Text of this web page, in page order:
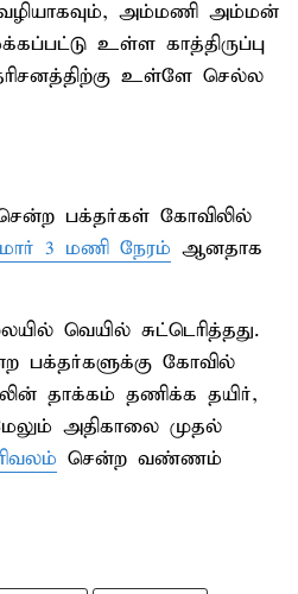
அம்மணி அம்மன்
உள்ள காத்திருப்பு
உள்ளே செல்ல
பக்தர்கள் கோவிலில்
3 மணி நேரம் ஆனதாக
வெயில் சுட்டெரித்தது.
பக்தர்களுக்கு கோவில்
தாக்கம் தணிக்க தயிர்,
அதிகாலை முதல்
சென்ற வண்ணம்